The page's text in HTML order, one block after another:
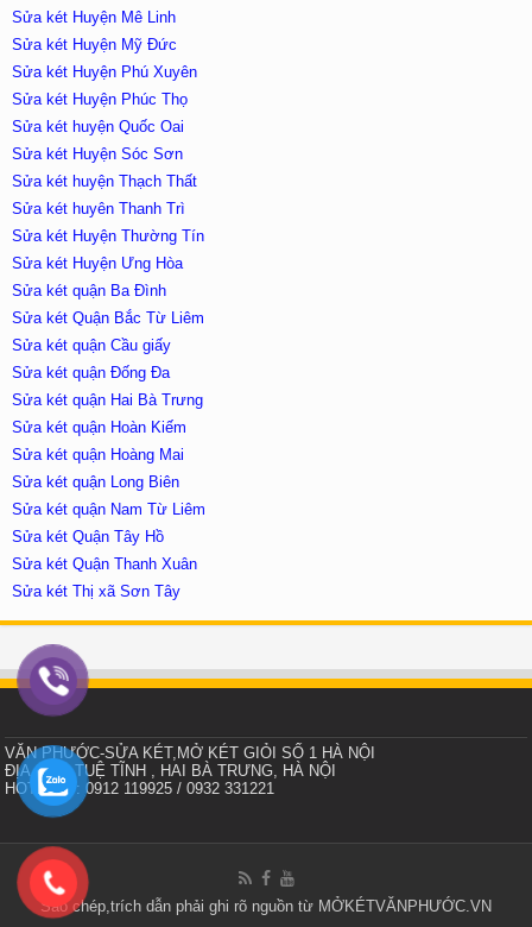
Sửa két Huyện Mê Linh
Sửa két Huyện Mỹ Đức
Sửa két Huyện Phú Xuyên
Sửa két Huyện Phúc Thọ
Sửa két huyện Quốc Oai
Sửa két Huyện Sóc Sơn
Sửa két huyện Thạch Thất
Sửa két huyên Thanh Trì
Sửa két Huyện Thường Tín
Sửa két Huyện Ưng Hòa
Sửa két quận Ba Đình
Sửa két Quận Bắc Từ Liêm
Sửa két quận Cầu giấy
Sửa két quận Đống Đa
Sửa két quận Hai Bà Trưng
Sửa két quận Hoàn Kiếm
Sửa két quận Hoàng Mai
Sửa két quận Long Biên
Sửa két quận Nam Từ Liêm
Sửa két Quận Tây Hồ
Sửa két Quận Thanh Xuân
Sửa két Thị xã Sơn Tây
VĂN PHƯỚC-SỬA KÉT,MỞ KÉT GIỎI SỐ 1 HÀ NỘI
ĐỊA CHỈ : TUỆ TĨNH , HAI BÀ TRƯNG, HÀ NỘI
HOTLINE : 0912 119925 / 0932 331221
Sao chép,trích dẫn phải ghi rõ nguồn từ MỞKÉTVĂNPHƯỚC.VN